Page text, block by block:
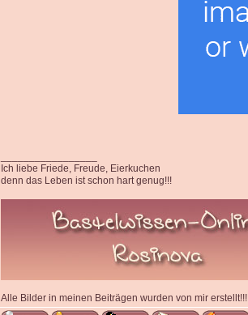
Ich liebe Friede, Freude, Eierkuchen
denn das Leben ist schon hart genug!!!
Alle Bilder in meinen Beiträgen wurden von mir erstellt!!!